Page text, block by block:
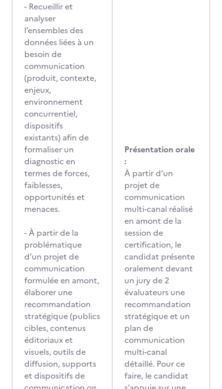
- Recueillir et
analyser
l’ensembles des
données liées à un
besoin de
communication
(produit, contexte,
enjeux,
environnement
concurrentiel,
dispositifs
existants) afin de
formaliser un
diagnostic en
termes de forces,
faiblesses,
opportunités et
menaces.
- À partir de la
problématique
d’un projet de
communication
formulée en amont,
élaborer une
recommandation
stratégique (publics
cibles, contenus
éditoriaux et
visuels, outils de
diffusion, supports
et dispositifs de
Présentation orale
:
À partir d’un
projet de
communication
multi-canal réalisé
en amont de la
session de
certification, le
candidat présente
oralement devant
un jury de 2
évaluateurs une
recommandation
stratégique et un
plan de
communication
multi-canal
détaillé. Pour ce
faire, le candidat